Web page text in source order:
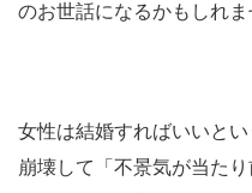
のお世話になるかもしれま
女性は結婚すればいいと
崩壊して「不景気が当た